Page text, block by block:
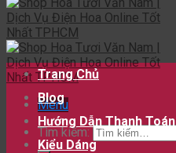
Menu
Tìm kiếm:
Trang Chủ
Blog
Hướng Dẫn Thanh Toán
Kiểu Dáng